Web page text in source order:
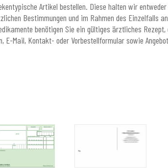
Artikel bestellen. Diese halten wir
Bestimmungen und im Rahmen des Einzelfalls
benötigen Sie ein gültiges ärztliches
E-Mail, Kontakt- oder Vorbestellformular sowie